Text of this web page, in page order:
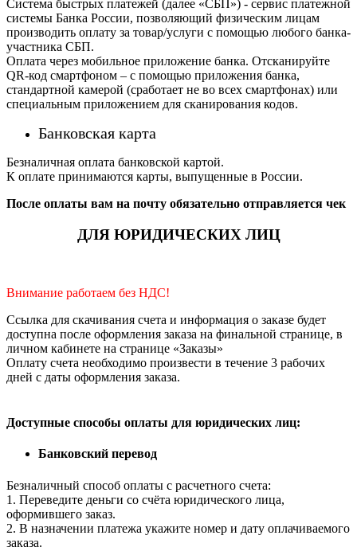
Система быстрых платежей (далее «СБП») - сервис платежной
системы Банка России, позволяющий физическим лицам
производить оплату за товар/услуги с помощью любого банка-
участника СБП.
Оплата через мобильное приложение банка. Отсканируйте
QR-код смартфоном – с помощью приложения банка,
стандартной камерой (сработает не во всех смартфонах) или
специальным приложением для сканирования кодов.
Банковская карта
Безналичная оплата банковской картой.
К оплате принимаются карты, выпущенные в России.
После оплаты вам на почту обязательно отправляется чек
ДЛЯ ЮРИДИЧЕСКИХ ЛИЦ
Внимание работаем без НДС!
Ссылка для скачивания счета и информация о заказе будет
доступна после оформления заказа на финальной странице, в
личном кабинете на странице «Заказы»
Оплату счета необходимо произвести в течение 3 рабочих
дней с даты оформления заказа.
Доступные способы оплаты для юридических лиц:
Банковский перевод
Безналичный способ оплаты с расчетного счета:
1. Переведите деньги со счёта юридического лица,
оформившего заказ.
2. В назначении платежа укажите номер и дату оплачиваемого
заказа.